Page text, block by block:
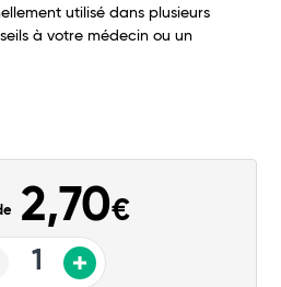
utilisé dans plusieurs
à votre médecin ou un
2,70€